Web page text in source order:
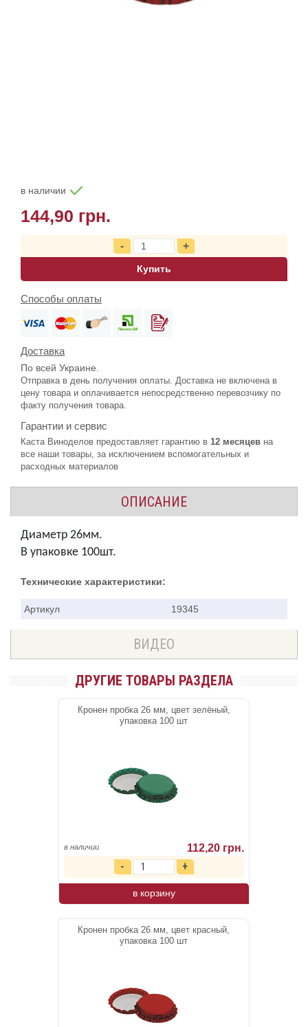
в наличии
144,90 грн.
Купить
Способы оплаты
Доставка
По всей Украине.
Отправка в день получения оплаты. Доставка не включена в
цену товара и оплачивается непосредственно перевозчику по
факту получения товара.
Гарантии и сервис
Каста Виноделов предоставляет гарантию в 12 месяцев на
все наши товары, за исключением вспомогательных и
расходных материалов
ОПИСАНИЕ
Диаметр 26мм.
В упаковке 100шт.
Технические характеристики:
Артикул 19345
ВИДЕО
ДРУГИЕ ТОВАРЫ РАЗДЕЛА
Кронен пробка 26 мм, цвет зелёный,
упаковка 100 шт
в наличии 112,20 грн.
в корзину
Кронен пробка 26 мм, цвет красный,
упаковка 100 шт